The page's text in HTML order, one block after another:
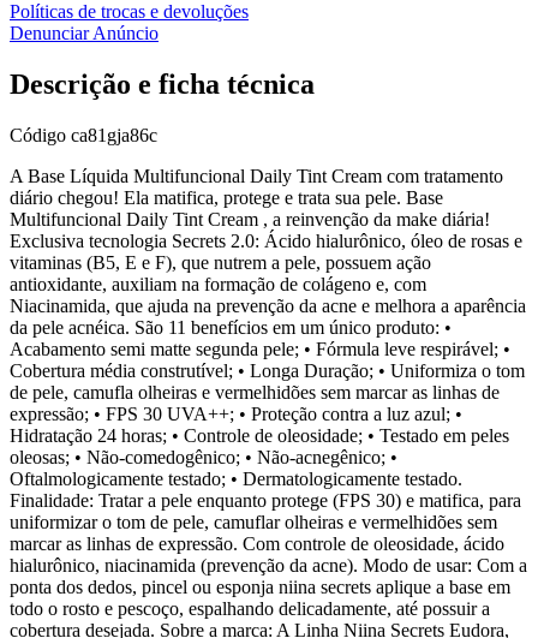
Políticas de trocas e devoluções
Denunciar Anúncio
Descrição e ficha técnica
Código ca81gja86c
A Base Líquida Multifuncional Daily Tint Cream com tratamento
diário chegou! Ela matifica, protege e trata sua pele. Base
Multifuncional Daily Tint Cream , a reinvenção da make diária!
Exclusiva tecnologia Secrets 2.0: Ácido hialurônico, óleo de rosas e
vitaminas (B5, E e F), que nutrem a pele, possuem ação
antioxidante, auxiliam na formação de colágeno e, com
Niacinamida, que ajuda na prevenção da acne e melhora a aparência
da pele acnéica. São 11 benefícios em um único produto: •
Acabamento semi matte segunda pele; • Fórmula leve respirável; •
Cobertura média construtível; • Longa Duração; • Uniformiza o tom
de pele, camufla olheiras e vermelhidões sem marcar as linhas de
expressão; • FPS 30 UVA++; • Proteção contra a luz azul; •
Hidratação 24 horas; • Controle de oleosidade; • Testado em peles
oleosas; • Não-comedogênico; • Não-acnegênico; •
Oftalmologicamente testado; • Dermatologicamente testado.
Finalidade: Tratar a pele enquanto protege (FPS 30) e matifica, para
uniformizar o tom de pele, camuflar olheiras e vermelhidões sem
marcar as linhas de expressão. Com controle de oleosidade, ácido
hialurônico, niacinamida (prevenção da acne). Modo de usar: Com a
ponta dos dedos, pincel ou esponja niina secrets aplique a base em
todo o rosto e pescoço, espalhando delicadamente, até possuir a
cobertura desejada. Sobre a marca: A Linha Niina Secrets Eudora,